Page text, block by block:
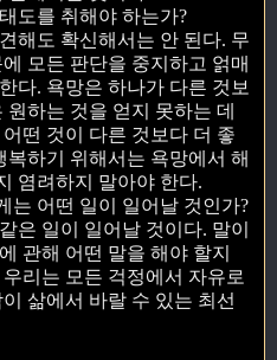
도를 취해야 하는가?
해도 확신해서는 안 된다. 무
모든 판단을 중지하고 얽매
다. 욕망은 하나가 다른 것보
하는 것을 얻지 못하는 데
떤 것이 다른 것보다 더 좋
하기 위해서는 욕망에서 해
염려하지 말아야 한다.
는 어떤 일이 일어날 것인가?
은 일이 일어날 것이다. 말이
관해 어떤 말을 해야 할지
리는 모든 걱정에서 자유로
삶에서 바랄 수 있는 최선